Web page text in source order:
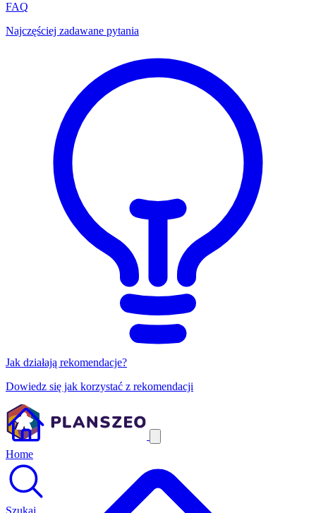
FAQ
Najczęściej zadawane pytania
Jak działają rekomendacje?
Dowiedz się jak korzystać z rekomendacji
Home
Szukaj